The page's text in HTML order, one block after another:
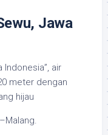
Jawa
Indonesia”, air
meter dengan
hijau